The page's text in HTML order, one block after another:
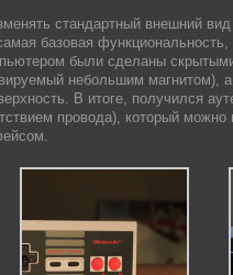
стандартный внешний
базовая функциональность,
были сделаны
небольшим магнитом),
В итоге, получился
провода), который